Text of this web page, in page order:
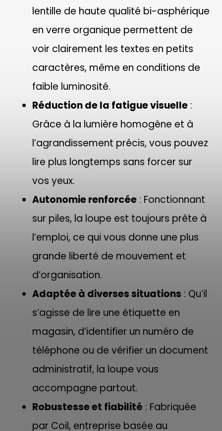
lentille de haute qualité bi-asphérique
en verre organique permettent de
voir clairement les textes en petits
caractères, même en conditions de
faible luminosité.
Réduction de la fatigue visuelle :
Grâce à la lumière homogène et à
l’agrandissement précis, vous pouvez
lire plus longtemps sans forcer sur
vos yeux.
Autonomie renforcée : Fonctionnant
sur piles, la loupe est toujours prête à
l’emploi, ce qui vous donne une plus
grande liberté de mouvement et
d’organisation.
Adaptée à diverses situations : Qu’il
s’agisse de lire une étiquette en
magasin, d’identifier un numéro de
téléphone ou de vérifier un document
administratif, la loupe vous
accompagne partout.
Robustesse et fiabilité : Fabriquée
par Coil, entreprise basée au